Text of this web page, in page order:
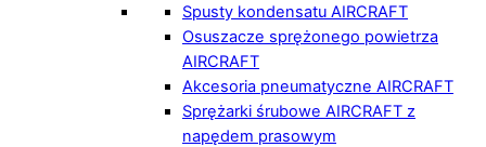
Spusty kondensatu AIRCRAFT
Osuszacze sprężonego powietrza
AIRCRAFT
Akcesoria pneumatyczne AIRCRAFT
Sprężarki śrubowe AIRCRAFT z
napędem prasowym